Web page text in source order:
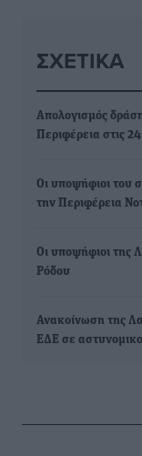
ΣΧΕΤΙΚΆ
Απολογισμός
Περιφέρεια στις
Οι υποψήφιοι του
την Περιφέρεια
Οι υποψήφιοι της
Ρόδου
Ανακοίνωση της
ΕΔΕ σε